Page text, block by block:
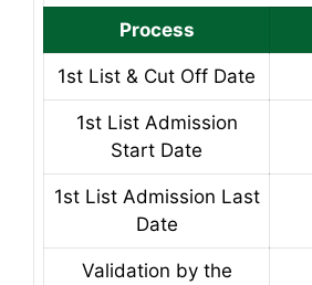
Process
1st List & Cut Off Date
1st List Admission
Start Date
1st List Admission Last
Date
Validation by the